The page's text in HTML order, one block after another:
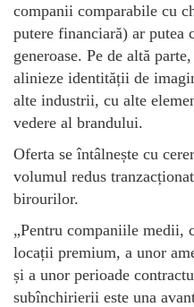
companii comparabile cu
putere financiară) ar putea
generoase. Pe de altă
alinieze identității de
alte industrii, cu alte
vedere al brandului.
Oferta se întâlnește cu
volumul redus
birourilor.
„Pentru companiile medii,
locații premium, a unor
și a unor perioade
subînchirierii este una